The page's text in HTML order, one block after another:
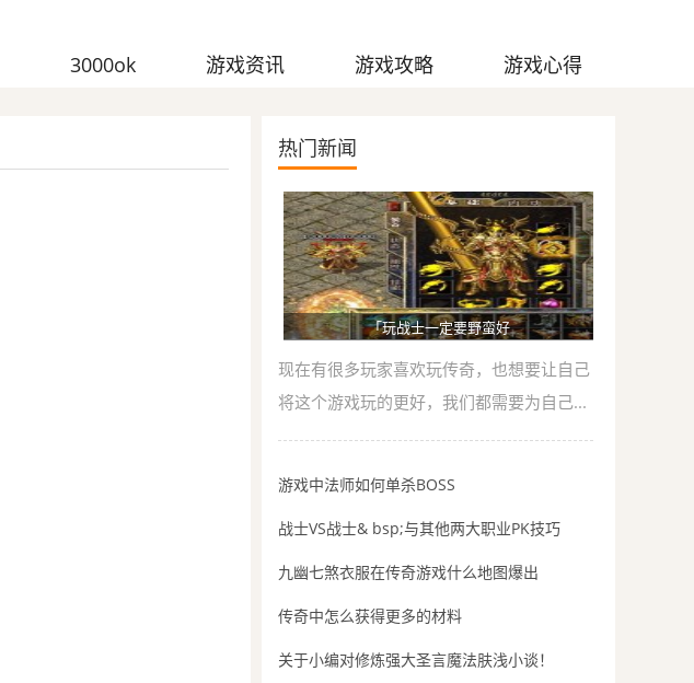
3000ok 游戏资讯 游戏攻略 游戏心得
热门新闻
「玩战士一定要野蛮好
现在有很多玩家喜欢玩传奇，也想要让自己
将这个游戏玩的更好，我们都需要为自己...
游戏中法师如何单杀BOSS
战士VS战士& bsp;与其他两大职业PK技巧
九幽七煞衣服在传奇游戏什么地图爆出
传奇中怎么获得更多的材料
关于小编对修炼强大圣言魔法肤浅小谈！